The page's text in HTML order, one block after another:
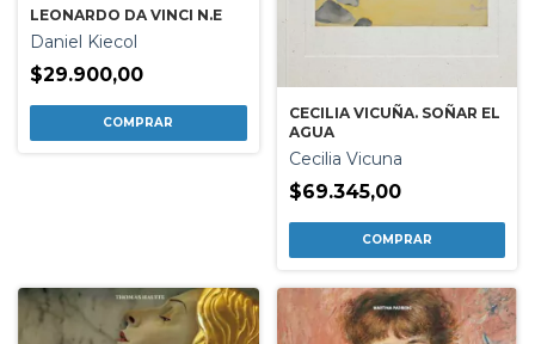
LEONARDO DA VINCI N.E
Daniel Kiecol
$29.900,00
CECILIA VICUÑA. SOÑAR EL
AGUA
Cecilia Vicuna
$69.345,00